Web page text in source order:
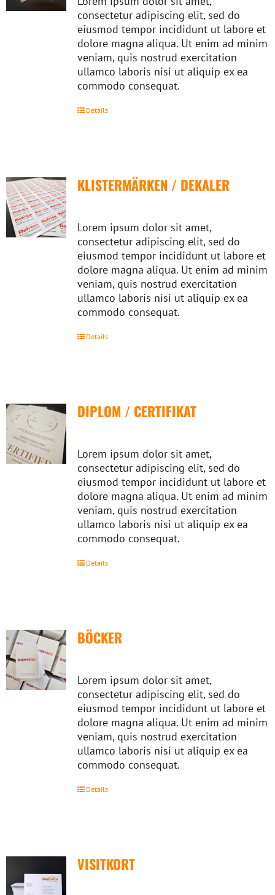
consectetur adipiscing elit, sed do
eiusmod tempor incididunt ut labore et
dolore magna aliqua. Ut enim ad minim
veniam, quis nostrud exercitation
ullamco laboris nisi ut aliquip ex ea
commodo consequat.
Details
KLISTERMÄRKEN / DEKALER
Lorem ipsum dolor sit amet,
consectetur adipiscing elit, sed do
eiusmod tempor incididunt ut labore et
dolore magna aliqua. Ut enim ad minim
veniam, quis nostrud exercitation
ullamco laboris nisi ut aliquip ex ea
commodo consequat.
Details
DIPLOM / CERTIFIKAT
Lorem ipsum dolor sit amet,
consectetur adipiscing elit, sed do
eiusmod tempor incididunt ut labore et
dolore magna aliqua. Ut enim ad minim
veniam, quis nostrud exercitation
ullamco laboris nisi ut aliquip ex ea
commodo consequat.
Details
BÖCKER
Lorem ipsum dolor sit amet,
consectetur adipiscing elit, sed do
eiusmod tempor incididunt ut labore et
dolore magna aliqua. Ut enim ad minim
veniam, quis nostrud exercitation
ullamco laboris nisi ut aliquip ex ea
commodo consequat.
Details
VISITKORT